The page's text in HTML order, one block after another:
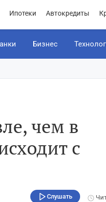
Ипотеки Автокредиты
Бизнес
чем в
с
Слушать